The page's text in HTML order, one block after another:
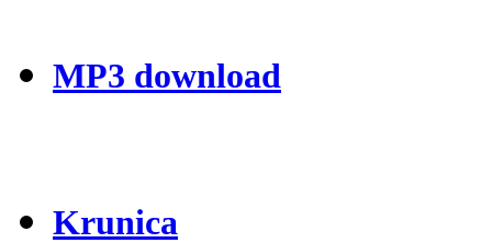
MP3 download
Krunica